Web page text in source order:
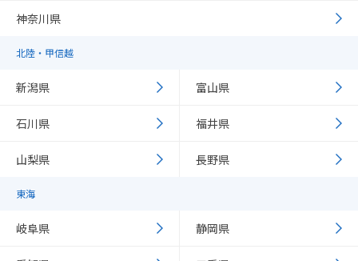
神奈川県
北陸・甲信越
新潟県 富山県
石川県 福井県
山梨県 長野県
東海
岐阜県 静岡県